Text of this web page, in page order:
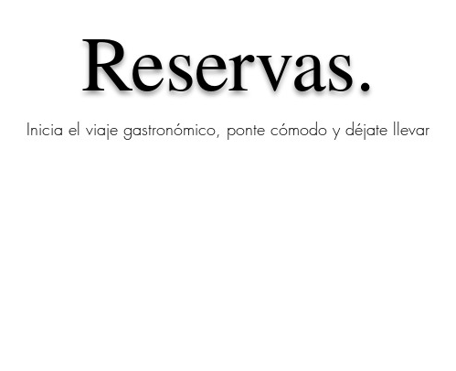
Reservas.
Inicia el viaje gastronómico, ponte cómodo y déjate llevar